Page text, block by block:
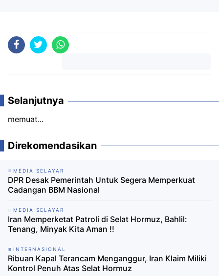
Selanjutnya
memuat...
Direkomendasikan
MEDIA SELAYAR
DPR Desak Pemerintah Untuk Segera Memperkuat
Cadangan BBM Nasional
MEDIA SELAYAR
Iran Memperketat Patroli di Selat Hormuz, Bahlil:
Tenang, Minyak Kita Aman !!
INTERNASIONAL
Ribuan Kapal Terancam Menganggur, Iran Klaim Miliki
Kontrol Penuh Atas Selat Hormuz